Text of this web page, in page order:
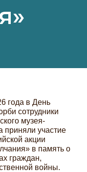
года в День
сотрудники
музея-
приняли участие
акции
в память о
граждан,
войны.